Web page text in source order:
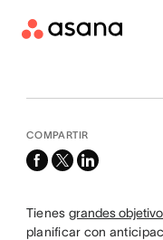
COMPARTIR
facebook
x-
linkedin
Tienes grandes
planificar con